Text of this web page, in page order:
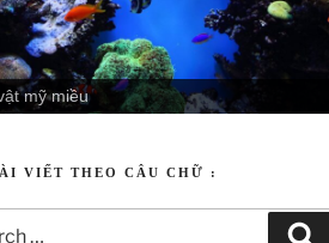
mỹ miều
VIẾT THEO CÂU CHỮ :